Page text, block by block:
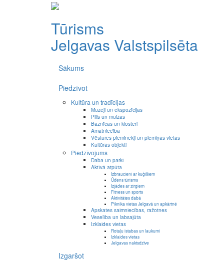
Tūrisms
Jelgavas Valstspilsēta
Sākums
Piedzīvot
Kultūra un tradīcijas
Muzeji un ekspozīcijas
Pilis un muižas
Baznīcas un klosteri
Amatniecība
Vēstures pieminekļi un piemiņas vietas
Kultūras objekti
Piedzīvojums
Daba un parki
Aktīvā atpūta
Izbraucieni ar kuģīšiem
Ūdens tūrisms
Izjādes ar zirgiem
Fitness un sports
Aktivitātes dabā
Piknika vietas Jelgavā un apkārtnē
Apskates saimniecības, ražotnes
Veselība un labsajūta
Izklaides vietas
Rotaļu istabas un laukumi
Izklaides vietas
Jelgavas naktsdzīve
Izgaršot